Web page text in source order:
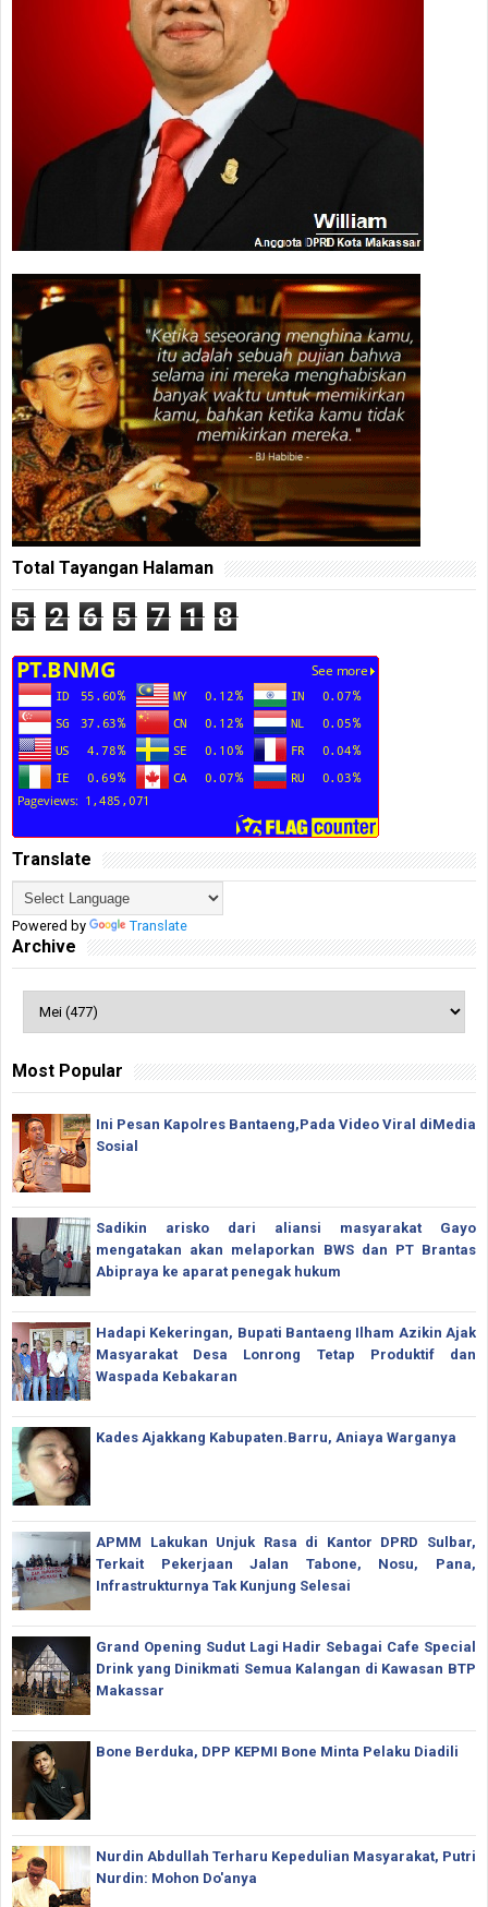
Total Tayangan Halaman
5 2 6 5 7 1 8
Translate
Powered by Translate
Archive
Most Popular
Ini Pesan Kapolres Bantaeng,Pada Video Viral diMedia
Sosial
Sadikin arisko dari aliansi masyarakat Gayo
mengatakan akan melaporkan BWS dan PT Brantas
Abipraya ke aparat penegak hukum
Hadapi Kekeringan, Bupati Bantaeng Ilham Azikin Ajak
Masyarakat Desa Lonrong Tetap Produktif dan
Waspada Kebakaran
Kades Ajakkang Kabupaten.Barru, Aniaya Warganya
APMM Lakukan Unjuk Rasa di Kantor DPRD Sulbar,
Terkait Pekerjaan Jalan Tabone, Nosu, Pana,
Infrastrukturnya Tak Kunjung Selesai
Grand Opening Sudut Lagi Hadir Sebagai Cafe Special
Drink yang Dinikmati Semua Kalangan di Kawasan BTP
Makassar
Bone Berduka, DPP KEPMI Bone Minta Pelaku Diadili
Nurdin Abdullah Terharu Kepedulian Masyarakat, Putri
Nurdin: Mohon Do'anya